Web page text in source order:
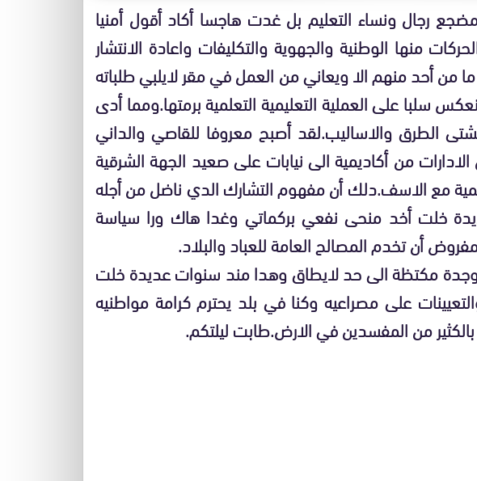
رجال ونساء التعليم بل غدت هاجسا أكاد أقول أمنيا
منها الوطنية والجهوية والتكليفات واعادة الانتشار
من أحد منهم الا ويعاني من العمل في مقر لايلبي طلباته
سلبا على العملية التعليمية التعلمية برمتها.ومما أدى
الطرق والاساليب.لقد أصبح معروفا للقاصي والداني
الادارات من أكاديمية الى نيابات على صعيد الجهة الشرقية
مع الاسف.دلك أن مفهوم التشارك الدي ناضل من أجله
خلت أخد منحى نفعي بركماتي وغدا هاك ورا سياسة
أن تخدم المصالح العامة للعباد والبلاد.
مكتظة الى حد لايطاق وهدا مند سنوات عديدة خلت
على مصراعيه وكنا في بلد يحترم كرامة مواطنيه
من المفسدين في الارض.طابت ليلتكم.